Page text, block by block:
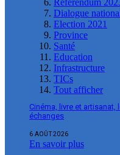
Référendum
Dialogue
Election 2021
Province
Santé
Education
Infrastructure
TICs
Tout afficher
Cinéma, livre et artisanat,
échanges
6 AOÛT 2026
En savoir plus